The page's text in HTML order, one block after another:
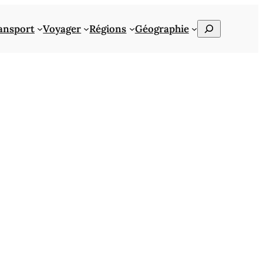
Voyager Régions Géographie Rechercher